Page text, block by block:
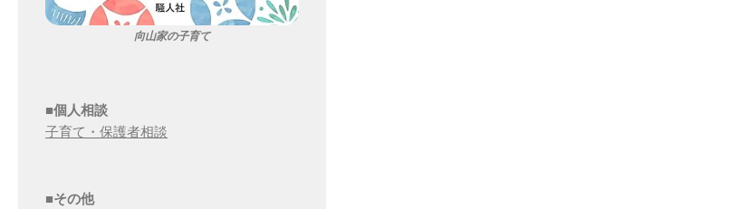
向山家の子育て
■個人相談
子育て・保護者相談
■その他